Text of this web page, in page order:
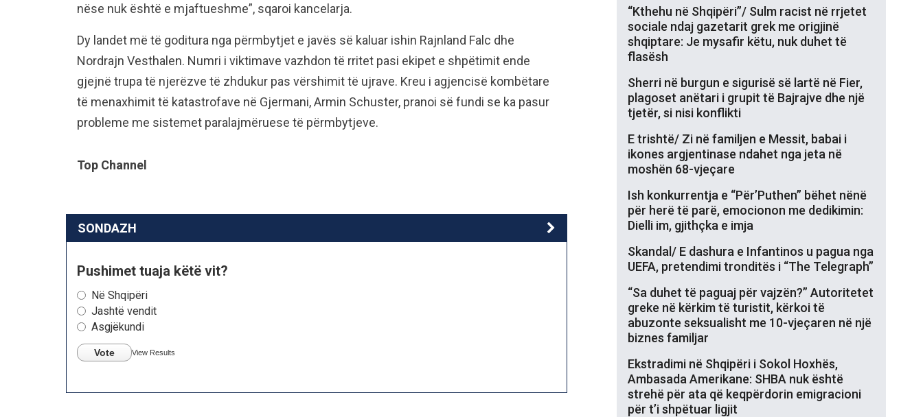
nëse nuk është e mjaftueshme”, sqaroi kancelarja.
Dy landet më të goditura nga përmbytjet e javës së kaluar ishin Rajnland Falc dhe
Nordrajn Vesthalen. Numri i viktimave vazhdon të rritet pasi ekipet e shpëtimit ende
gjejnë trupa të njerëzve të zhdukur pas vërshimit të ujrave. Kreu i agjencisë kombëtare
të menaxhimit të katastrofave në Gjermani, Armin Schuster, pranoi së fundi se ka pasur
probleme me sistemet paralajmëruese të përmbytjeve.
Top Channel
SONDAZH
Pushimet tuaja këtë vit?
Në Shqipëri
Jashtë vendit
Asgjëkundi
Vote View Results
“Kthehu në Shqipëri”/ Sulm racist në rrjetet
sociale ndaj gazetarit grek me origjinë
shqiptare: Je mysafir këtu, nuk duhet të
flasësh
Sherri në burgun e sigurisë së lartë në Fier,
plagoset anëtari i grupit të Bajrajve dhe një
tjetër, si nisi konflikti
E trishtë/ Zi në familjen e Messit, babai i
ikones argjentinase ndahet nga jeta në
moshën 68-vjeçare
Ish konkurrentja e “Për’Puthen” bëhet nënë
për herë të parë, emocionon me dedikimin:
Dielli im, gjithçka e imja
Skandal/ E dashura e Infantinos u pagua nga
UEFA, pretendimi tronditës i “The Telegraph”
“Sa duhet të paguaj për vajzën?” Autoritetet
greke në kërkim të turistit, kërkoi të
abuzonte seksualisht me 10-vjeçaren në një
biznes familjar
Ekstradimi në Shqipëri i Sokol Hoxhës,
Ambasada Amerikane: SHBA nuk është
strehë për ata që keqpërdorin emigracioni
për t’i shpëtuar ligjit